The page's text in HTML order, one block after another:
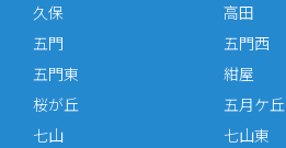
久保
高田
五門
五門西
五門東
紺屋
桜が丘
五月ケ丘
七山
七山東